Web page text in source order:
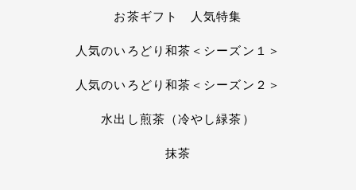
お茶ギフト 人気特集
人気のいろどり和茶＜シーズン１＞
人気のいろどり和茶＜シーズン２＞
水出し煎茶（冷やし緑茶）
抹茶